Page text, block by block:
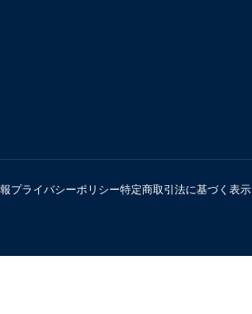
プライバシーポリシー特定商取引法に基づく表示